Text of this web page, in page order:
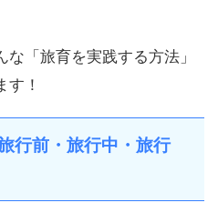
「旅育を実践する方法」
す！
行前・旅行中・旅行